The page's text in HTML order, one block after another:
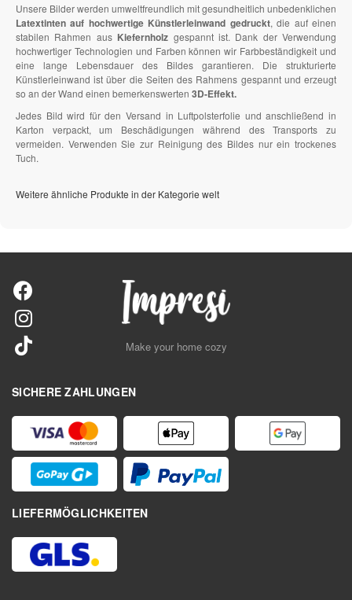
Unsere Bilder werden umweltfreundlich mit gesundheitlich unbedenklichen
Latextinten auf hochwertige Künstlerleinwand gedruckt, die auf einen
stabilen Rahmen aus Kiefernholz gespannt ist. Dank der Verwendung
hochwertiger Technologien und Farben können wir Farbbeständigkeit und
eine lange Lebensdauer des Bildes garantieren. Die strukturierte
Künstlerleinwand ist über die Seiten des Rahmens gespannt und erzeugt
so an der Wand einen bemerkenswerten 3D-Effekt.
Jedes Bild wird für den Versand in Luftpolsterfolie und anschließend in
Karton verpackt, um Beschädigungen während des Transports zu
vermeiden. Verwenden Sie zur Reinigung des Bildes nur ein trockenes
Tuch.
Weitere ähnliche Produkte in der Kategorie welt
Make your home cozy
SICHERE ZAHLUNGEN
LIEFERMÖGLICHKEITEN